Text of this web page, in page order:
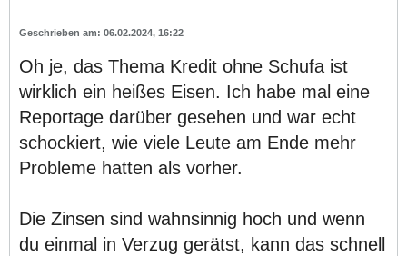
06.02.2024, 16:22
Oh je, das Thema Kredit ohne Schufa ist
wirklich ein heißes Eisen. Ich habe mal eine
Reportage darüber gesehen und war echt
schockiert, wie viele Leute am Ende mehr
Probleme hatten als vorher.
Die Zinsen sind wahnsinnig hoch und wenn
du einmal in Verzug gerätst, kann das schnell